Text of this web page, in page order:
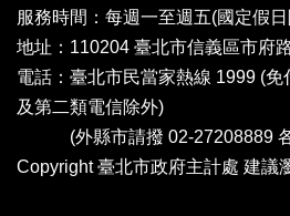
服務時間：每週一至週五(國定假
地址：110204 臺北市信義區市府
電話： 臺北市民當家熱線 1999 (免
及第二類電信除外)
(外縣市請撥 02-27208889
Copyright 臺北市政府主計處 建議